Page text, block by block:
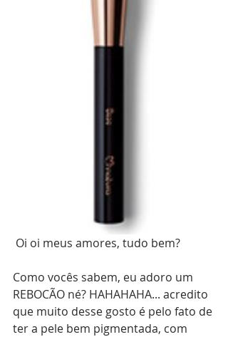
Oi oi meus amores, tudo bem?
Como vocês sabem, eu adoro um
REBOCÃO né? HAHAHAHA... acredito
que muito desse gosto é pelo fato de
ter a pele bem pigmentada, com